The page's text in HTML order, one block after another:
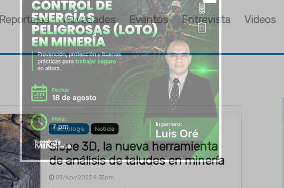
Reportajes Novedades Eventos Entrevista Videos
Tecnología Noticia
Slope 3D, la nueva herramienta
de análisis de taludes en minería
09/Apr/2023 9:35pm